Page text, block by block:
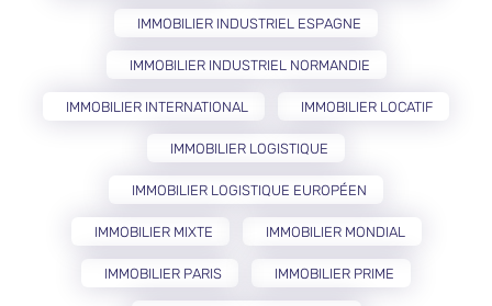
IMMOBILIER INDUSTRIEL ESPAGNE
IMMOBILIER INDUSTRIEL NORMANDIE
IMMOBILIER INTERNATIONAL IMMOBILIER LOCATIF
IMMOBILIER LOGISTIQUE
IMMOBILIER LOGISTIQUE EUROPÉEN
IMMOBILIER MIXTE IMMOBILIER MONDIAL
IMMOBILIER PARIS IMMOBILIER PRIME